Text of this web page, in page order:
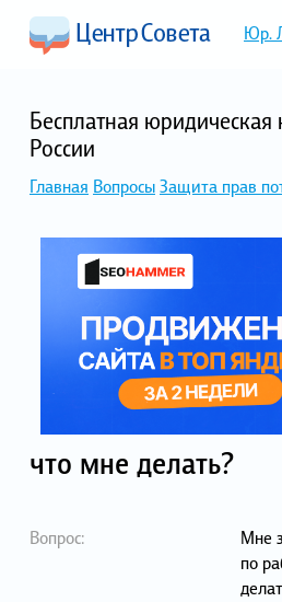
Юр.
Бесплатная
России
Главная ВопросыЗащита прав
что мне делать?
Вопрос:
Мне
по